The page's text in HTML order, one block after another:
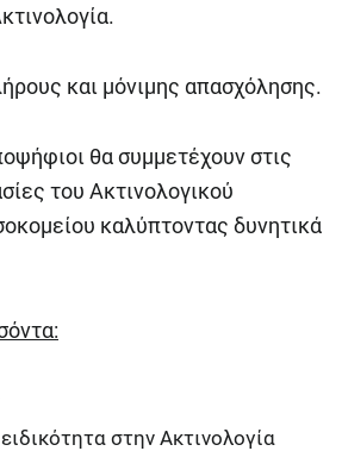
και μόνιμης απασχόλησης.
θα συμμετέχουν στις
του Ακτινολογικού
καλύπτοντας δυνητικά
στην Ακτινολογία